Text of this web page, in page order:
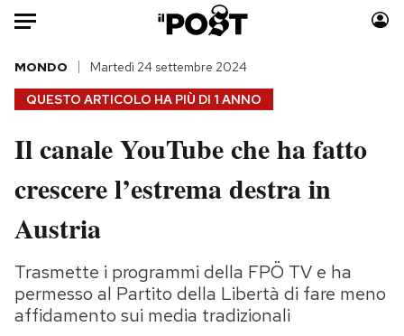
Auto
HOME
Italia
Politica
Tecnologia
Scienza
Moda
Consumismi
Media
Europa
QUESTO ARTICOLO HA PIÙ DI 1 ANNO
MONDO Martedì 24 settembre 2024
Il canale YouTube che ha fatto
crescere l’estrema destra in
Austria
Trasmette i programmi della FPÖ TV e ha
permesso al Partito della Libertà di fare meno
affidamento sui media tradizionali